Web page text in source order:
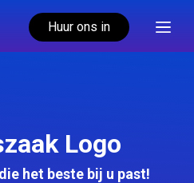
Huur ons in
Logo
het beste bij u past!